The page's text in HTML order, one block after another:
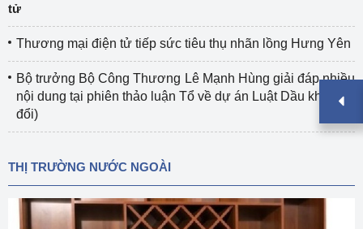
tử
Thương mại điện tử tiếp sức tiêu thụ nhãn lồng Hưng Yên
Bộ trưởng Bộ Công Thương Lê Mạnh Hùng giải đáp nhiều
nội dung tại phiên thảo luận Tổ về dự án Luật Dầu khí (sửa
đổi)
THỊ TRƯỜNG NƯỚC NGOÀI